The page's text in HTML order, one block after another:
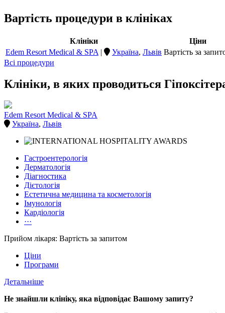
Вартість процедури в клініках
Клініки
Ціни
Edem Resort Medical & SPA | Україна, Львів Вартість за
Всі процедури
Клініки, в яких проводиться
Edem Resort Medical & SPA
Україна, Львів
Гастроентерологія
Дерматологія
Діагностика
Дієтологія
Естетична медицина та косметологія
Імунологія
Кардіологія
···
Прийом лікаря: Вартість за запитом
Ціни
Програми
Детальніше
Не знайшли клініку, яка відповідає Вашому запиту?